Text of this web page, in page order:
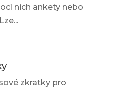
nich ankety nebo
zkratky pro